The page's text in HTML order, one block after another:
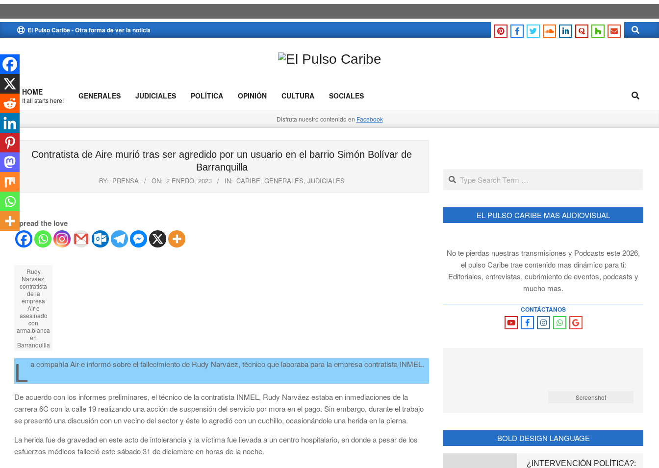
to
El Pulso Caribe - Otra forma de ver la noticia Search
Caribe
Primary
Navigation
Menu
HOME
It all starts here! GENERALES JUDICIALES POLÍTICA OPINIÓN CULTURA SOCIALES Search
Disfruta nuestro contenido en Facebook
Contratista de Aire murió tras ser agredido por un usuario en el barrio Simón Bolívar de
Barranquilla
BY: PRENSA ON: 2 ENERO, 2023 IN: CARIBE, GENERALES, JUDICIALES
Spread the love
Rudy
Narváez,
contratista
de la
empresa
Air-e
asesinado
con
arma.blanca
en
Barranquilla
L a compañía Air-e informó sobre el fallecimiento de Rudy Narváez, técnico que laboraba para la empresa contratista INMEL.
De acuerdo con los informes preliminares, el técnico de la contratista INMEL, Rudy Narváez estaba en inmediaciones de la
carrera 6C con la calle 19 realizando una acción de suspensión del servicio por mora en el pago. Sin embargo, durante el trabajo
se presentó una discusión con un vecino del sector y éste lo agredió con un cuchillo, ocasionándole una herida en la pierna.
La herida fue de gravedad en este acto de intolerancia y la víctima fue llevada a un centro hospitalario, en donde a pesar de los
esfuerzos médicos falleció este sábado 31 de diciembre en horas de la noche.
Search
EL PULSO CARIBE MAS AUDIOVISUAL
No te pierdas nuestras transmisiones y Podcasts este 2026,
el pulso Caribe trae contenido mas dinámico para ti:
Editoriales, entrevistas, cubrimiento de eventos, podcasts y
mucho mas.
CONTÁCTANOS
Screenshot
BOLD DESIGN LANGUAGE
¿INTERVENCIÓN POLÍTICA?: